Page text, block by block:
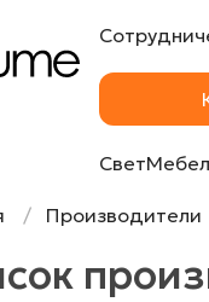
Свет
Производители